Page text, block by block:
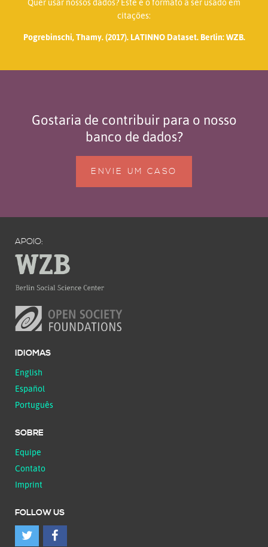
Quer usar nossos dados? Este é o formato a ser usado em
citações:
Pogrebinschi, Thamy. (2017). LATINNO Dataset. Berlin: WZB.
Gostaria de contribuir para o nosso
banco de dados?
ENVIE UM CASO
APOIO:
IDIOMAS
English
Español
Português
SOBRE
Equipe
Contato
Imprint
FOLLOW US